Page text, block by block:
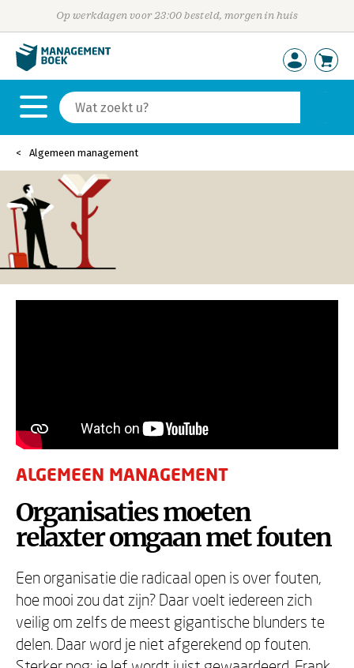
Op werkdagen voor 23:00 besteld, morgen in huis
Algemeen management
ALGEMEEN MANAGEMENT
Organisaties moeten
relaxter omgaan met fouten
Een organisatie die radicaal open is over fouten,
hoe mooi zou dat zijn? Daar voelt iedereen zich
veilig om zelfs de meest gigantische blunders te
delen. Daar word je niet afgerekend op fouten.